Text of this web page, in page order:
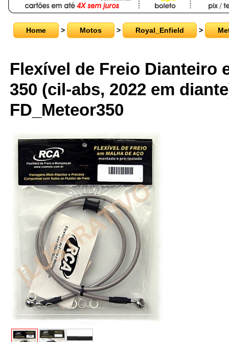
Home > Motos > Royal_Enfield >
Flexível de Freio Dianteiro
350 (cil-abs, 2022 em
FD_Meteor350